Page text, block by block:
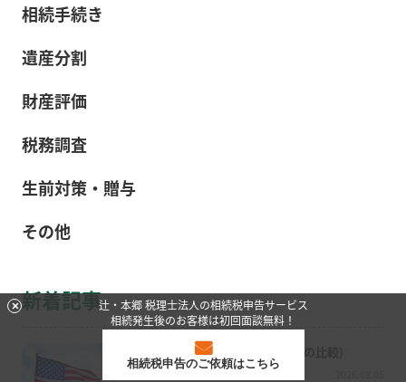
相続手続き
遺産分割
財産評価
税務調査
生前対策・贈与
その他
新着記事
退職後の資金準備(証券口座とIRAの比較)
その他
辻・本郷 税理士法人の相続税申告サービス
相続発生後のお客様は初回面談無料！
相続税申告のご依頼はこちら